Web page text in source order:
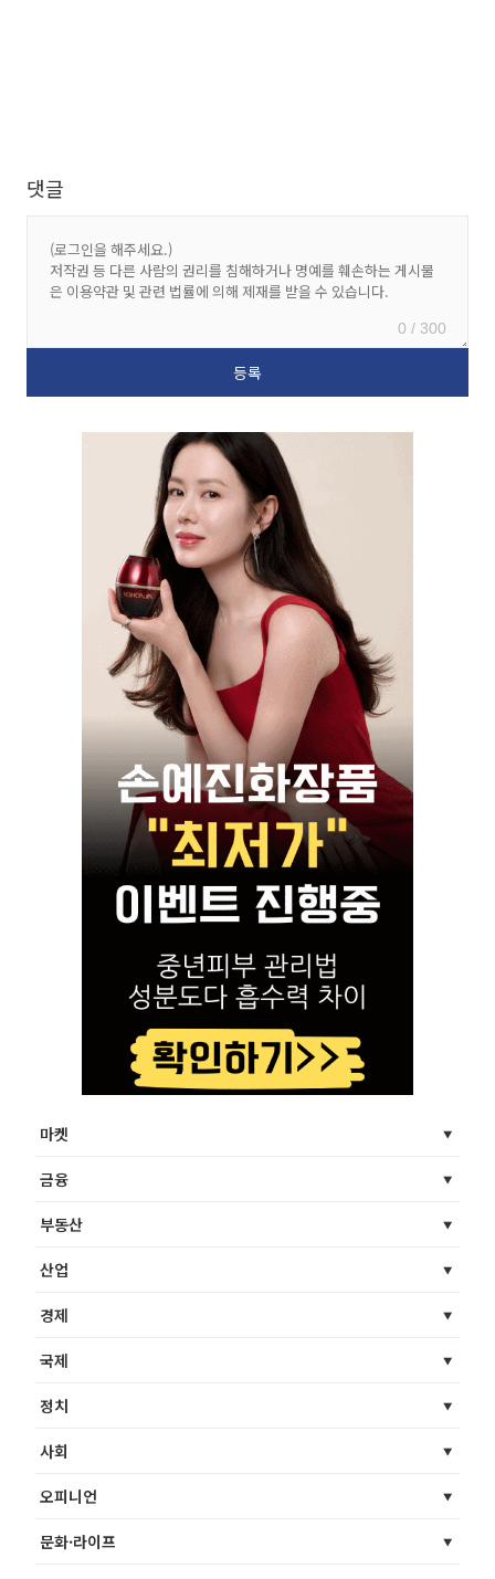
댓글
0 / 300
마켓
금융
부동산
산업
경제
국제
정치
사회
오피니언
문화·라이프